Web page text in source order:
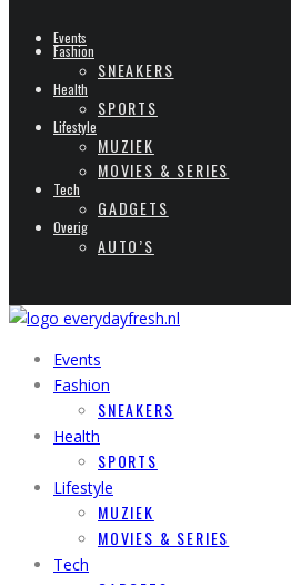
Events
Fashion
SNEAKERS
Health
SPORTS
Lifestyle
MUZIEK
MOVIES & SERIES
Tech
GADGETS
Overig
AUTO’S
Events
Fashion
SNEAKERS
Health
SPORTS
Lifestyle
MUZIEK
MOVIES & SERIES
Tech